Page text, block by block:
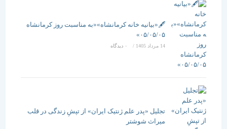
🖋️«بیانیه خانه کرمانشاه»«به مناسبت روز کرمانشاه
۰۵/۰۵/۰۵»
/ ۰ دیدگاه
تجلیل «پدر علم ژنتیک ایران» از تپشِ زندگی در قلب
میراث شوشتر